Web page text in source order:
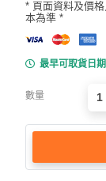
* 頁面資料及價
本為準 *
最早可取貨日
數量